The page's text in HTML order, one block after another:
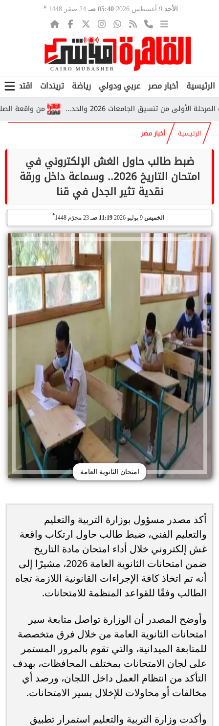
الأحد 9 أغسطس 2026 05:40 صـ 24 صفر 1448 هـ
الرئيسية أخبار مصر عربي ودولي رياضة تريندات اقتصاد
من واقعة الصلاة من تنسيق الجامعات 2026 والحد...
الرئيسية أخبار مصر
ضبط طالب حاول الغش الإلكتروني في
امتحان التاريخ 2026.. وسماعة داخل ورقة
نقدية تثير الجدل في قنا
الخميس 11:19 صـ 23 محرّم 1448
هـ
امتحان الثانوية العامة
أكد مصدر مسؤول بوزارة التربية والتعليم
والتعليم الفني، ضبط طالب حاول ارتكاب واقعة
غش إلكتروني خلال أداء امتحان مادة التاريخ
ضمن امتحانات الثانوية العامة 2026، مشيرًا إلى
أنه تم اتخاذ كافة الإجراءات القانونية اللازمة تجاه
الطالب وفقًا للقواعد المنظمة للامتحانات.
وأوضح المصدر أن الوزارة تواصل متابعة سير
امتحانات الثانوية العامة من خلال فرق متخصصة
للمتابعة الميدانية، والتي تقوم بالمرور المستمر
على لجان الامتحانات بمختلف المحافظات، بهدف
التأكد من انتظام العمل داخل اللجان، ورصد أي
مخالفات أو محاولات للإخلال بسير الامتحانات.
وأكدت وزارة التربية والتعليم استمرار تطبيق